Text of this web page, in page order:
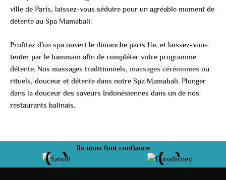
ville de Paris, laissez-vous séduire pour un agréable moment de
détente au Spa Mamabali.
Profitez d’un spa ouvert le dimanche paris 11e, et laissez-vous
tenter par le hammam afin de compléter votre programme
détente. Nos massages traditionnels, massages cérémonies ou
rituels, douceur et détente dans notre Spa Mamabali. Plonger
dans la douceur des saveurs Indonésiennes dans un de nos
restaurants balinais.
Ils nous font confiance